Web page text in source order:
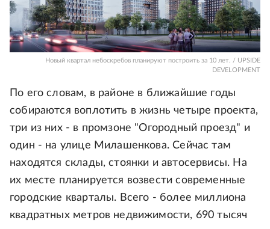
Новый квартал небоскребов планируют построить за 10 лет. / UPSIDE
DEVELOPMENT
По его словам, в районе в ближайшие годы
собираются воплотить в жизнь четыре проекта,
три из них - в промзоне "Огородный проезд" и
один - на улице Милашенкова. Сейчас там
находятся склады, стоянки и автосервисы. На
их месте планируется возвести современные
городские кварталы. Всего - более миллиона
квадратных метров недвижимости, 690 тысяч